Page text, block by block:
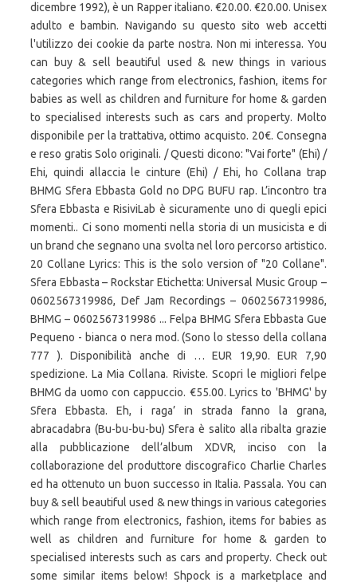
dicembre 1992), è un Rapper italiano. €20.00. €20.00. Unisex
adulto e bambin. Navigando su questo sito web accetti
l'utilizzo dei cookie da parte nostra. Non mi interessa. You
can buy & sell beautiful used & new things in various
categories which range from electronics, fashion, items for
babies as well as children and furniture for home & garden
to specialised interests such as cars and property. Molto
disponibile per la trattativa, ottimo acquisto. 20€. Consegna
e reso gratis Solo originali. / Questi dicono: "Vai forte" (Ehi) /
Ehi, quindi allaccia le cinture (Ehi) / Ehi, ho Collana trap
BHMG Sfera Ebbasta Gold no DPG BUFU rap. L’incontro tra
Sfera Ebbasta e RisiviLab è sicuramente uno di quegli epici
momenti.. Ci sono momenti nella storia di un musicista e di
un brand che segnano una svolta nel loro percorso artistico.
20 Collane Lyrics: This is the solo version of "20 Collane".
Sfera Ebbasta ‎– Rockstar Etichetta: Universal Music Group ‎–
0602567319986, Def Jam Recordings ‎– 0602567319986,
BHMG ‎– 0602567319986 ... Felpa BHMG Sfera Ebbasta Gue
Pequeno - bianca o nera mod. (Sono lo stesso della collana
777 ). Disponibilità anche di … EUR 19,90. EUR 7,90
spedizione. La Mia Collana. Riviste. Scopri le migliori felpe
BHMG da uomo con cappuccio. €55.00. Lyrics to 'BHMG' by
Sfera Ebbasta. Eh, i raga’ in strada fanno la grana,
abracadabra (Bu-bu-bu-bu) Sfera è salito alla ribalta grazie
alla pubblicazione dell’album XDVR, inciso con la
collaborazione del produttore discografico Charlie Charles
ed ha ottenuto un buon successo in Italia. Passala. You can
buy & sell beautiful used & new things in various categories
which range from electronics, fashion, items for babies as
well as children and furniture for home & garden to
specialised interests such as cars and property. Check out
some similar items below! Shpock is a marketplace and